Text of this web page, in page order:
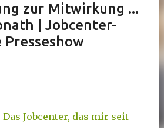
zur Mitwirkung ...
| Jobcenter-
Presseshow
Das Jobcenter, das mir seit